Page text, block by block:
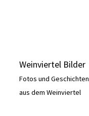
Weinviertel Bilder
Fotos und Geschichten
aus dem Weinviertel